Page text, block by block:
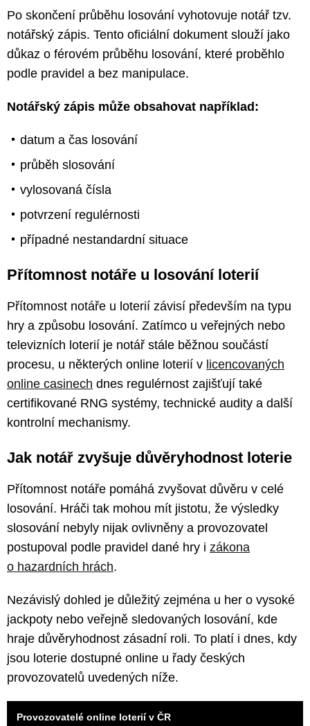
Po skončení průběhu losování vyhotovuje notář tzv.
notářský zápis. Tento oficiální dokument slouží jako
důkaz o férovém průběhu losování, které proběhlo
podle pravidel a bez manipulace.
Notářský zápis může obsahovat například:
datum a čas losování
průběh slosování
vylosovaná čísla
potvrzení regulérnosti
případné nestandardní situace
Přítomnost notáře u losování loterií
Přítomnost notáře u loterií závisí především na typu
hry a způsobu losování. Zatímco u veřejných nebo
televizních loterií je notář stále běžnou součástí
procesu, u některých online loterií v licencovaných
online casinech dnes regulérnost zajišťují také
certifikované RNG systémy, technické audity a další
kontrolní mechanismy.
Jak notář zvyšuje důvěryhodnost loterie
Přítomnost notáře pomáhá zvyšovat důvěru v celé
losování. Hráči tak mohou mít jistotu, že výsledky
slosování nebyly nijak ovlivněny a provozovatel
postupoval podle pravidel dané hry i zákona
o hazardních hrách.
Nezávislý dohled je důležitý zejména u her o vysoké
jackpoty nebo veřejně sledovaných losování, kde
hraje důvěryhodnost zásadní roli. To platí i dnes, kdy
jsou loterie dostupné online u řady českých
provozovatelů uvedených níže.
Provozovatelé online loterií v ČR